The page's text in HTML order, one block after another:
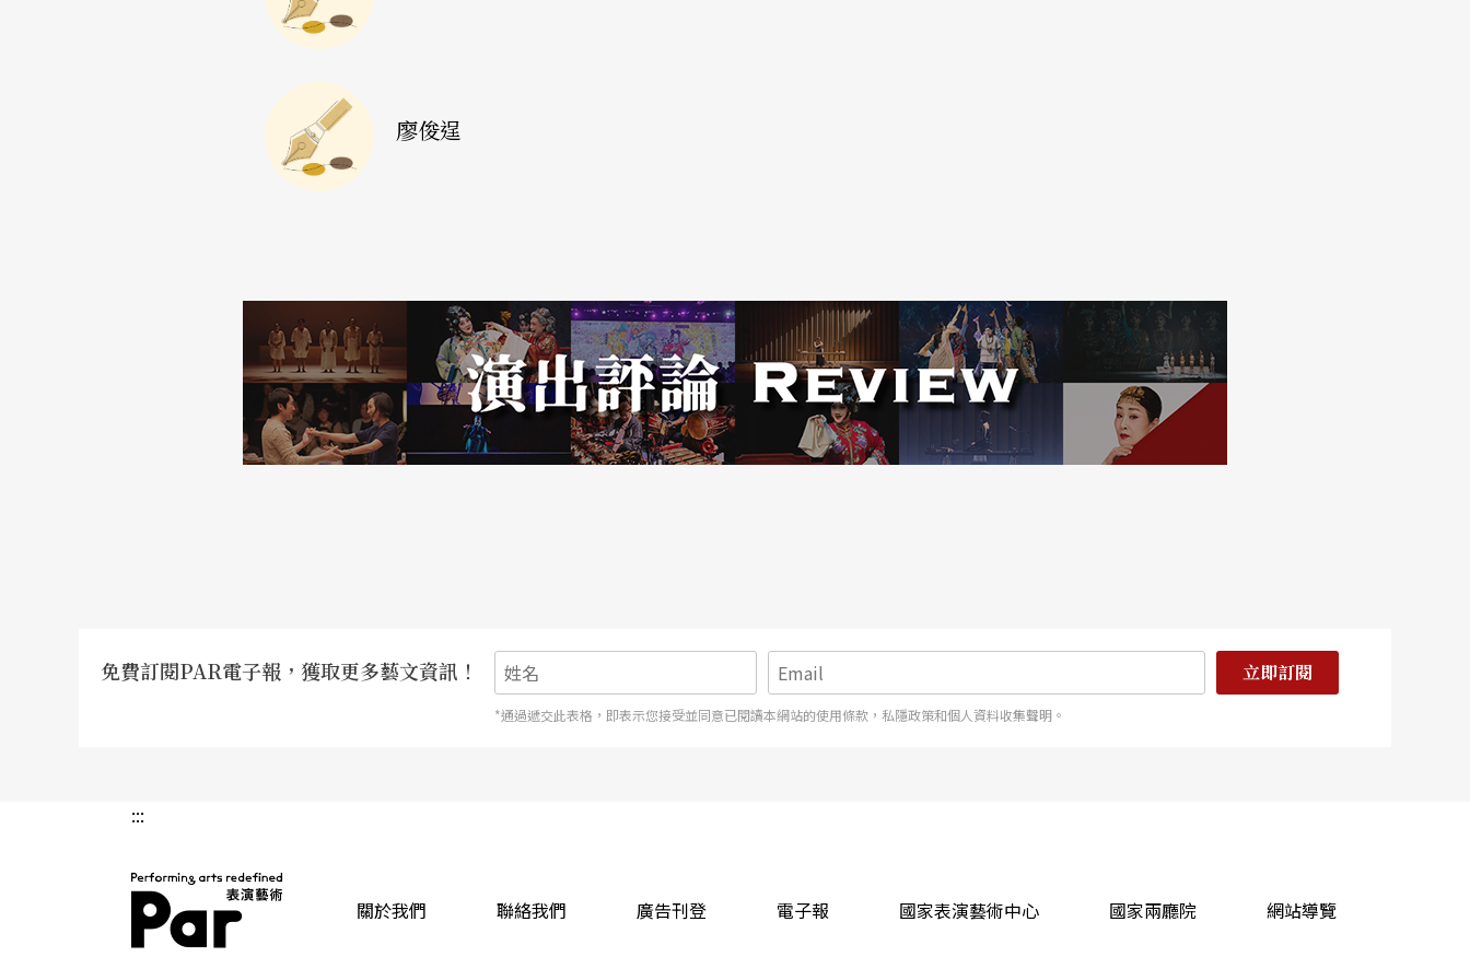
的咖哩店，阿明在快遞業務和劇場、讀書會之間疲於奔命，榆鈞和思農為了樂生運動而一再彈奏
耘的劇場工作者，慷慨地賜予了這個社會理想和希望。
廖俊逞
免費訂閱PAR電子報，獲取更多藝文資訊！ 立即訂閱
*通過遞交此表格，即表示您接受並同意已閱讀本網站的使用條款，私隱政策和個人資料收集聲明。
:::
關於我們 聯絡我們 廣告刊登 電子報 國家表演藝術中心 國家兩廳院 網站導覽